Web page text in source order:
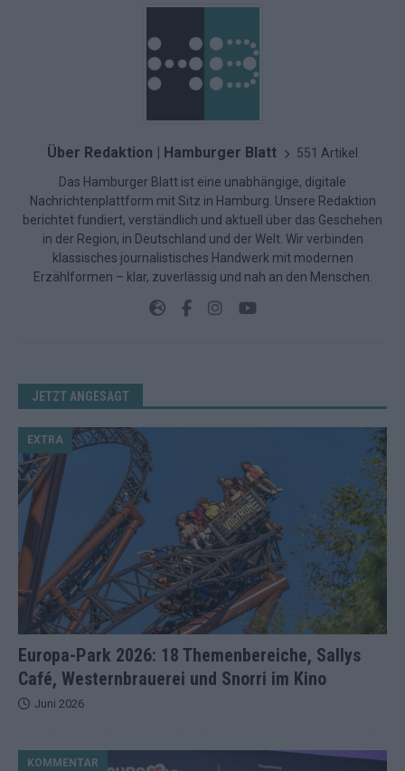
Über Redaktion | Hamburger Blatt 551 Artikel
Das Hamburger Blatt ist eine unabhängige, digitale
Nachrichtenplattform mit Sitz in Hamburg. Unsere Redaktion
berichtet fundiert, verständlich und aktuell über das Geschehen
in der Region, in Deutschland und der Welt. Wir verbinden
klassisches journalistisches Handwerk mit modernen
Erzählformen – klar, zuverlässig und nah an den Menschen.
JETZT ANGESAGT
Europa-Park 2026: 18 Themenbereiche, Sallys
Café, Westernbrauerei und Snorri im Kino
EXTRA
Juni 2026
KOMMENTAR